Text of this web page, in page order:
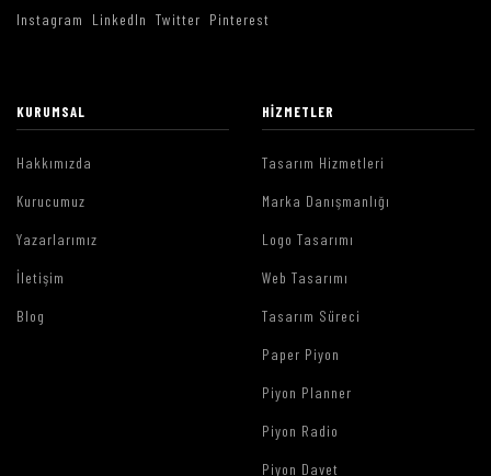
Instagram LinkedIn Twitter Pinterest
KURUMSAL
Hakkımızda
Kurucumuz
Yazarlarımız
İletişim
Blog
HIZMETLER
Tasarım Hizmetleri
Marka Danışmanlığı
Logo Tasarımı
Web Tasarımı
Tasarım Süreci
Paper Piyon
Piyon Planner
Piyon Radio
Piyon Davet